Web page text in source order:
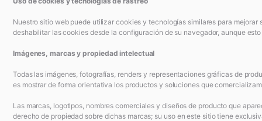
Nuestro sitio web puede utilizar cookies y tecnologías similares para
deshabilitar las cookies desde la configuración de su navegador, aunque
Imágenes, marcas y propiedad intelectual
Todas las imágenes, fotografías, renders y representaciones gráficas de
es mostrar de forma orientativa los productos y soluciones que
Las marcas, logotipos, nombres comerciales y diseños de producto que
derecho de propiedad sobre dichas marcas; su uso en este sitio tiene